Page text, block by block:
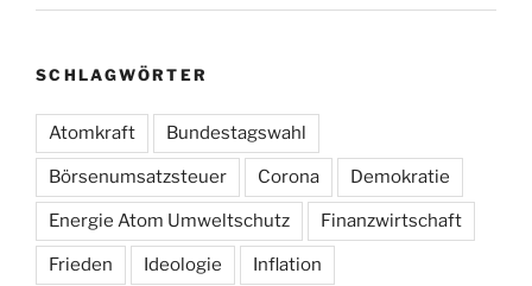
SCHLAGWÖRTER
Atomkraft Bundestagswahl
Börsenumsatzsteuer Corona Demokratie
Energie Atom Umweltschutz Finanzwirtschaft
Frieden Ideologie Inflation